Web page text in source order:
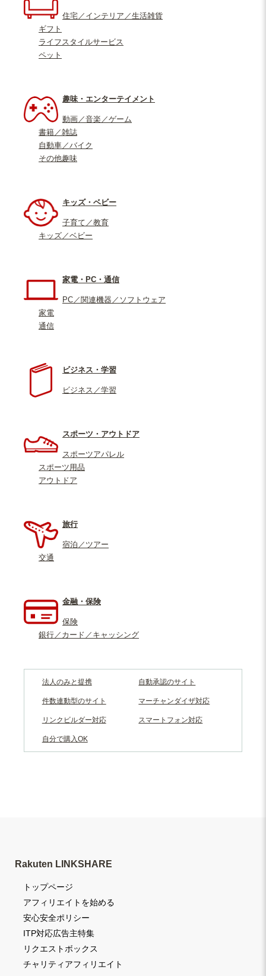
住宅／インテリア／生活雑貨
ギフト
ライフスタイルサービス
ペット
趣味・エンターテイメント
動画／音楽／ゲーム
書籍／雑誌
自動車／バイク
その他趣味
キッズ・ベビー
子育て／教育
キッズ／ベビー
家電・PC・通信
PC／関連機器／ソフトウェア
家電
通信
ビジネス・学習
ビジネス／学習
スポーツ・アウトドア
スポーツアパレル
スポーツ用品
アウトドア
旅行
宿泊／ツアー
交通
金融・保険
保険
銀行／カード／キャッシング
法人のみと提携 自動承認のサイト
件数連動型のサイト マーチャンダイザ対応
リンクビルダー対応 スマートフォン対応
自分で購入OK
Rakuten LINKSHARE
トップページ
アフィリエイトを始める
安心安全ポリシー
ITP対応広告主特集
リクエストボックス
チャリティアフィリエイト